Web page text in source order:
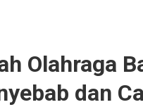
Olahraga
dan